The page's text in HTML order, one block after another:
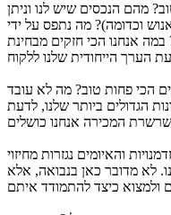
מהם הנכסים שיש לנו וניתן
וכדומה)? מה נתפס על ידי
במה אנחנו הכי חזקים מבחינת
הכי פחות טוב? מה לא עובד
הגדולים ביותר שלנו, לדעת
והאיומים נגזרות מחיזוי
לא מדובר כאן בנבואה, אלא